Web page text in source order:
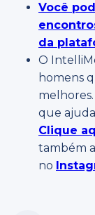
Você
da
O
homens
que
Clique
também
no